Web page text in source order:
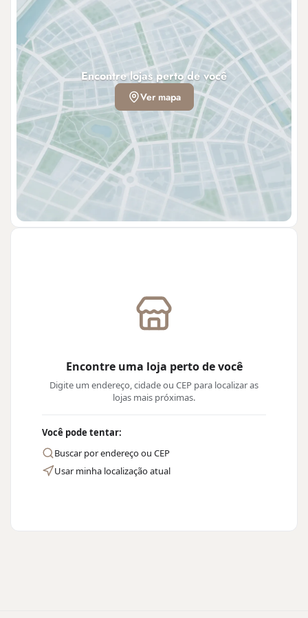
Encontre uma loja perto de você
Digite um endereço, cidade ou CEP para localizar as
lojas mais próximas.
Você pode tentar:
Buscar por endereço ou CEP
Usar minha localização atual
Encontre lojas perto de você
Ver mapa